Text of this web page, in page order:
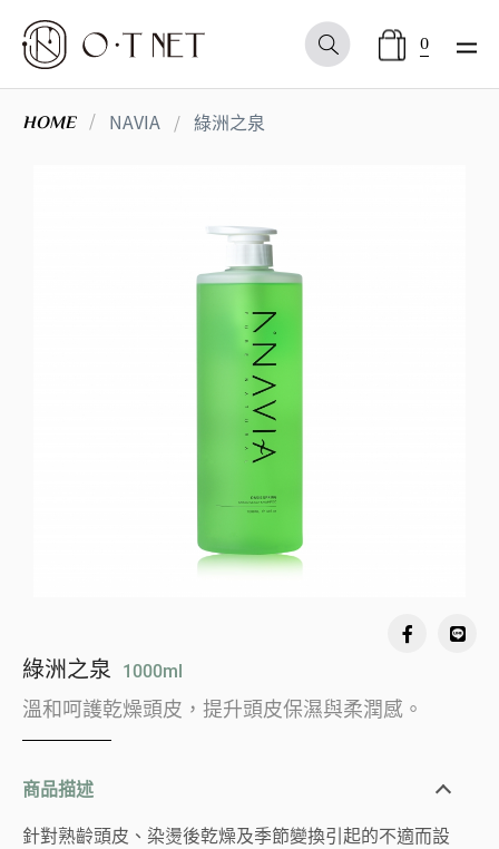
0
HOME NAVIA 綠洲之泉
綠洲之泉 1000ml
溫和呵護乾燥頭皮，提升頭皮保濕與柔潤感。
商品描述
針對熟齡頭皮、染燙後乾燥及季節變換引起的不適而設